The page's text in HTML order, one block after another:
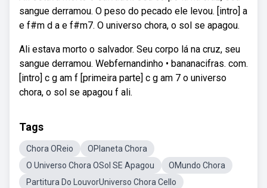
sangue derramou. O peso do pecado ele levou. [intro] a
e f#m d a e f#m7. O universo chora, o sol se apagou.
Ali estava morto o salvador. Seu corpo lá na cruz, seu
sangue derramou. Webfernandinho • bananacifras. com.
[intro] c g am f [primeira parte] c g am 7 o universo
chora, o sol se apagou f ali.
Tags
Chora OReio
OPlaneta Chora
O Universo Chora OSol SE Apagou
OMundo Chora
Partitura Do LouvorUniverso Chora Cello